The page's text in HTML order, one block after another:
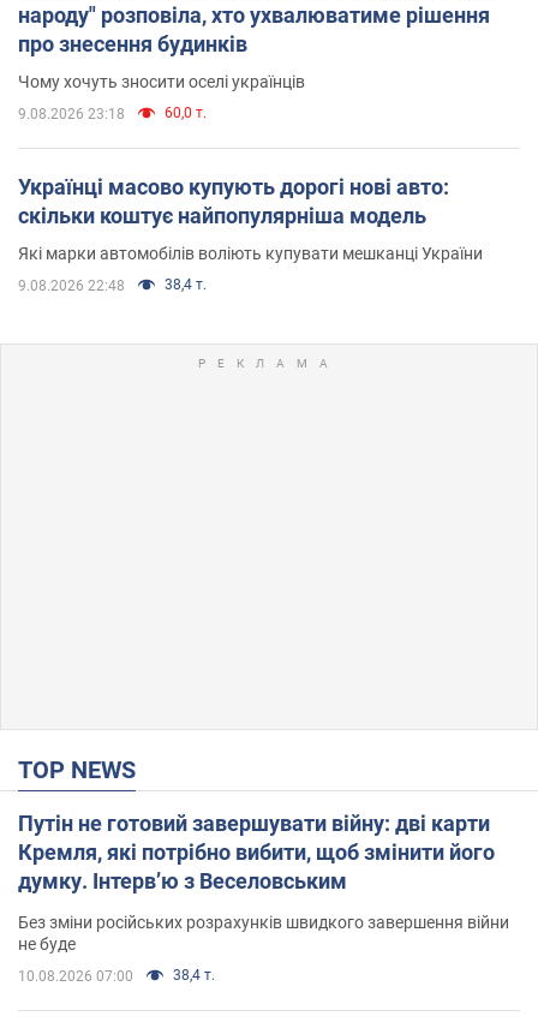
народу" розповіла, хто ухвалюватиме рішення
про знесення будинків
Чому хочуть зносити оселі українців
9.08.2026 23:18 60,0 т.
Українці масово купують дорогі нові авто:
скільки коштує найпопулярніша модель
Які марки автомобілів воліють купувати мешканці України
9.08.2026 22:48 38,4 т.
TOP NEWS
Путін не готовий завершувати війну: дві карти
Кремля, які потрібно вибити, щоб змінити його
думку. Інтерв’ю з Веселовським
Без зміни російських розрахунків швидкого завершення війни
не буде
10.08.2026 07:00 38,4 т.